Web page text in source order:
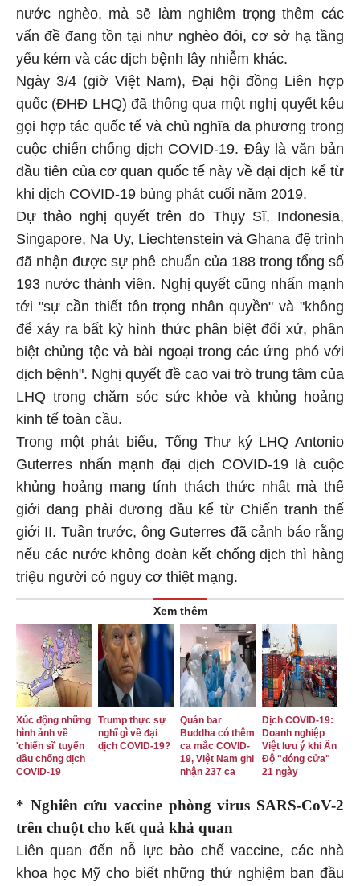
nước nghèo, mà sẽ làm nghiêm trọng thêm các
vấn đề đang tồn tại như nghèo đói, cơ sở hạ tầng
yếu kém và các dịch bệnh lây nhiễm khác.
Ngày 3/4 (giờ Việt Nam), Đại hội đồng Liên hợp
quốc (ĐHĐ LHQ) đã thông qua một nghị quyết kêu
gọi hợp tác quốc tế và chủ nghĩa đa phương trong
cuộc chiến chống dịch COVID-19. Đây là văn bản
đầu tiên của cơ quan quốc tế này về đại dịch kể từ
khi dịch COVID-19 bùng phát cuối năm 2019.
Dự thảo nghị quyết trên do Thụy Sĩ, Indonesia,
Singapore, Na Uy, Liechtenstein và Ghana đệ trình
đã nhận được sự phê chuẩn của 188 trong tổng số
193 nước thành viên. Nghị quyết cũng nhấn mạnh
tới "sự cần thiết tôn trọng nhân quyền" và "không
để xảy ra bất kỳ hình thức phân biệt đối xử, phân
biệt chủng tộc và bài ngoại trong các ứng phó với
dịch bệnh". Nghị quyết đề cao vai trò trung tâm của
LHQ trong chăm sóc sức khỏe và khủng hoảng
kinh tế toàn cầu.
Trong một phát biểu, Tổng Thư ký LHQ Antonio
Guterres nhấn mạnh đại dịch COVID-19 là cuộc
khủng hoảng mang tính thách thức nhất mà thế
giới đang phải đương đầu kể từ Chiến tranh thế
giới II. Tuần trước, ông Guterres đã cảnh báo rằng
nếu các nước không đoàn kết chống dịch thì hàng
triệu người có nguy cơ thiệt mạng.
Xem thêm
Xúc động những
hình ảnh về
'chiến sĩ' tuyến
đầu chống dịch
COVID-19
Trump thực sự
nghĩ gì về đại
dịch COVID-19?
Quán bar
Buddha có thêm
ca mắc COVID-
19, Việt Nam ghi
nhận 237 ca
Dịch COVID-19:
Doanh nghiệp
Việt lưu ý khi Ấn
Độ "đóng cửa"
21 ngày
* Nghiên cứu vaccine phòng virus SARS-CoV-2
trên chuột cho kết quả khả quan
Liên quan đến nỗ lực bào chế vaccine, các nhà
khoa học Mỹ cho biết những thử nghiệm ban đầu